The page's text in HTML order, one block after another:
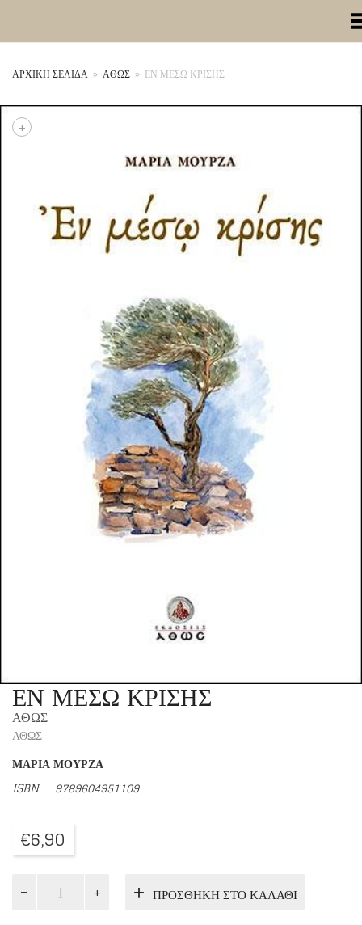
Toggle
ΑΡΧΙΚΉ ΣΕΛΊΔΑ » ΑΘΩΣ » ΕΝ ΜΕΣΩ ΚΡΙΣΗΣ
+
ΕΝ ΜΕΣΩ ΚΡΙΣΗΣ
ΑΘΩΣ
ΑΘΩΣ
ΜΑΡΙΑ ΜΟΥΡΖΑ
ISBN
9789604951109
€6,90
ΜΕΣΩ
ΠΡΟΣΘΉΚΗ ΣΤΟ ΚΑΛΆΘΙ